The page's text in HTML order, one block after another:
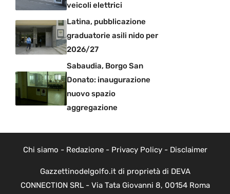
veicoli elettrici
Latina, pubblicazione
graduatorie asili nido per
2026/27
Sabaudia, Borgo San
Donato: inaugurazione
nuovo spazio
aggregazione
Chi siamo - Redazione- Privacy Policy- Disclaimer
Gazzettinodelgolfo.it di proprietà di DEVA
CONNECTION SRL - Via Tata Giovanni 8, 00154 Roma